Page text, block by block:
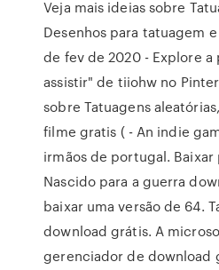
Veja mais ideias sobre
Desenhos para tatuagem
de fev de 2020 - Explore a
assistir" de tiiohw no
sobre Tatuagens
filme gratis ( - An indie
irmãos de portugal.
Nascido para a guerra
baixar uma versão de 64.
download grátis. A
gerenciador de download